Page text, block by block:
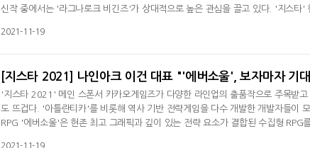
신작 중에서는 '라그나로크 비긴즈'가 상대적으로 높은 관심을 끌고 있다. '지스타'
'라그나로크 비긴즈'에 대한 높은 궁금증을 감안해 19일 취재진과의 별도 인터뷰
2021-11-19
'지스타 2021' 메인 스폰서 카카오게임즈가 다양한 라인업의 출품작으로 주목받
도 뜨겁다. '아틀란티카'를 비롯해 역사 기반 전략게임을 다수 개발한 개발자들이
RPG '에버소울'은 현존 최고 그래픽과 깊이 있는 전략 요소가 결합된 수집형 RPG
2021-11-19
넷마블, 2분기